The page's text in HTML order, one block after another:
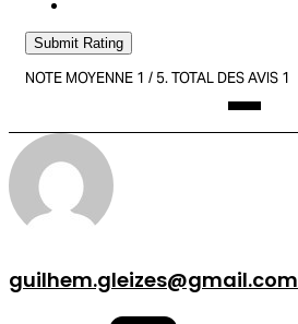
Submit Rating
NOTE MOYENNE 1 / 5. TOTAL DES AVIS 1
guilhem.gleizes@gmail.com